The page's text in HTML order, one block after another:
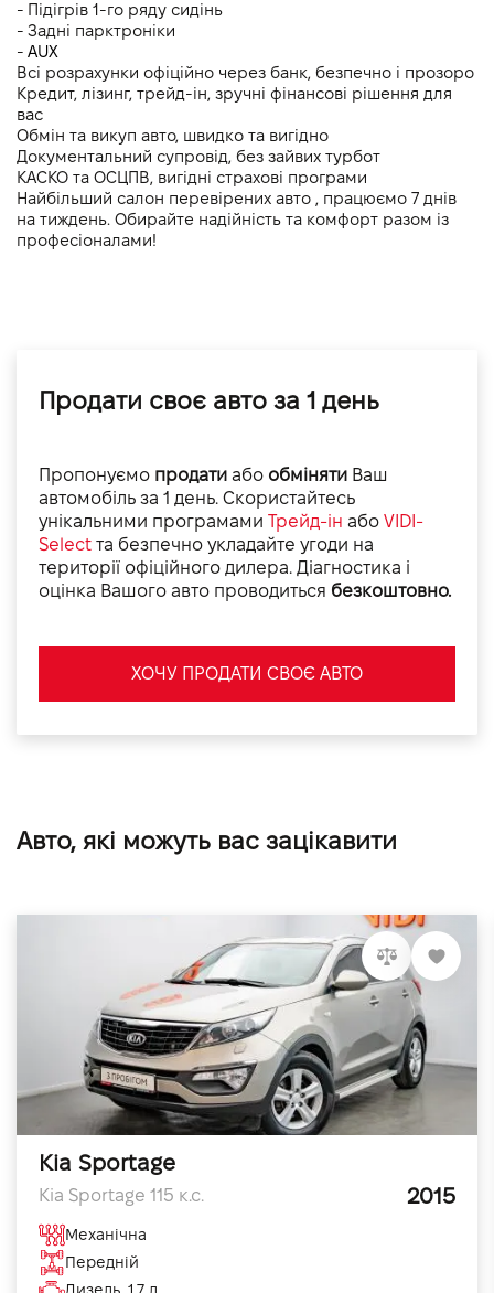
- Підігрів 1-го ряду сидінь
- Задні парктроніки
- AUX
Всі розрахунки офіційно через банк, безпечно і прозоро
Кредит, лізинг, трейд-ін, зручні фінансові рішення для
вас
Обмін та викуп авто, швидко та вигідно
Документальний супровід, без зайвих турбот
КАСКО та ОСЦПВ, вигідні страхові програми
Найбільший салон перевірених авто , працюємо 7 днів
на тиждень. Обирайте надійність та комфорт разом із
професіоналами!
Продати своє авто за 1 день
Пропонуємо продати або обміняти Ваш
автомобіль за 1 день. Скористайтесь
унікальними програмами Трейд-ін або VIDI-
Select та безпечно укладайте угоди на
території офіційного дилера. Діагностика і
оцінка Вашого авто проводиться безкоштовно.
ХОЧУ ПРОДАТИ СВОЄ АВТО
Авто, які можуть вас зацікавити
Kia Sportage
Kia Sportage 115 к.с. 2015
Механічна
Передній